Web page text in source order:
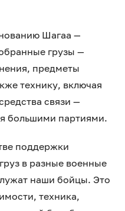
Шагаа —
грузы —
предметы
технику, включая
связи —
большими партиями.
поддержки
в разные военные
наши бойцы. Это
техника,